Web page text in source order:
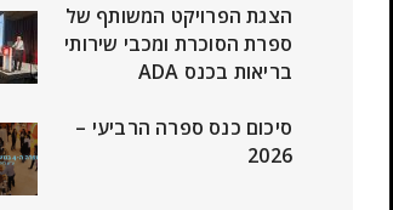
הצגת הפרויקט המשותף של
ספרת הסוכרת ומכבי שירותי
בריאות בכנס ADA
סיכום כנס ספרה הרביעי –
2026